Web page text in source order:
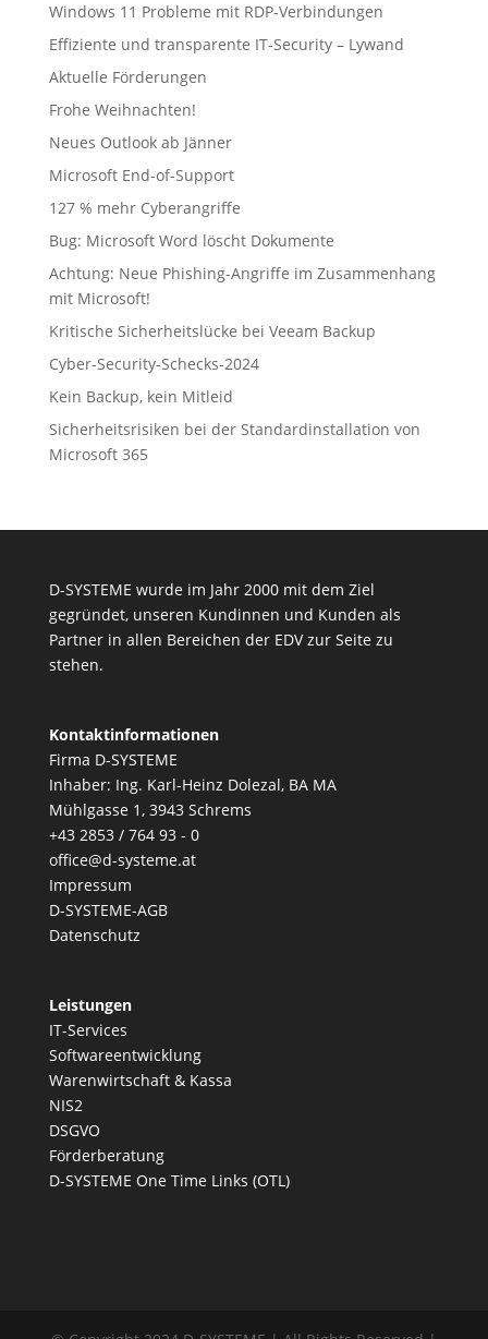
Windows 11 Probleme mit RDP-Verbindungen
Effiziente und transparente IT-Security – Lywand
Aktuelle Förderungen
Frohe Weihnachten!
Neues Outlook ab Jänner
Microsoft End-of-Support
127 % mehr Cyberangriffe
Bug: Microsoft Word löscht Dokumente
Achtung: Neue Phishing-Angriffe im Zusammenhang
mit Microsoft!
Kritische Sicherheitslücke bei Veeam Backup
Cyber-Security-Schecks-2024
Kein Backup, kein Mitleid
Sicherheitsrisiken bei der Standardinstallation von
Microsoft 365
D-SYSTEME wurde im Jahr 2000 mit dem Ziel
gegründet, unseren Kundinnen und Kunden als
Partner in allen Bereichen der EDV zur Seite zu
stehen.
Kontaktinformationen
Firma D-SYSTEME
Inhaber: Ing. Karl-Heinz Dolezal, BA MA
Mühlgasse 1, 3943 Schrems
+43 2853 / 764 93 - 0
office@d-systeme.at
Impressum
D-SYSTEME-AGB
Datenschutz
Leistungen
IT-Services
Softwareentwicklung
Warenwirtschaft & Kassa
NIS2
DSGVO
Förderberatung
D-SYSTEME One Time Links (OTL)